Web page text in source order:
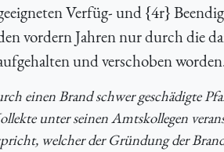
Verfüg- und {4r}
vordern Jahren nur durch die
und verschoben
einen Brand schwer geschädigte
unter seinen Amtskollegen
welcher der Gründung der